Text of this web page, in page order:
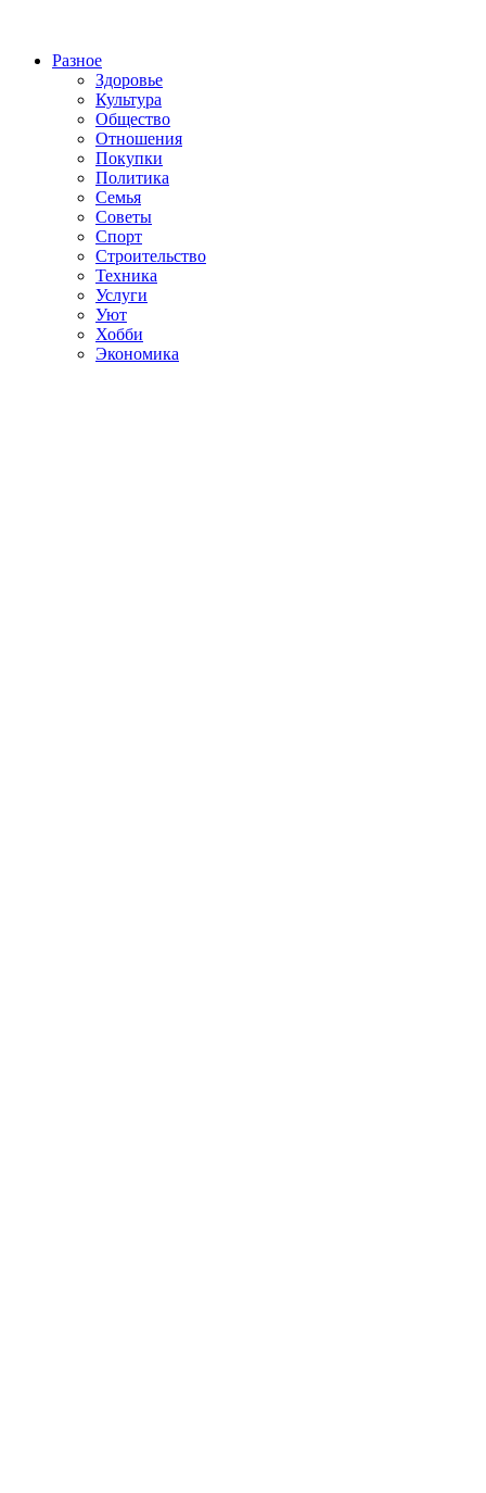
Разное
Здоровье
Культура
Общество
Отношения
Покупки
Политика
Семья
Советы
Спорт
Строительство
Техника
Услуги
Уют
Хобби
Экономика